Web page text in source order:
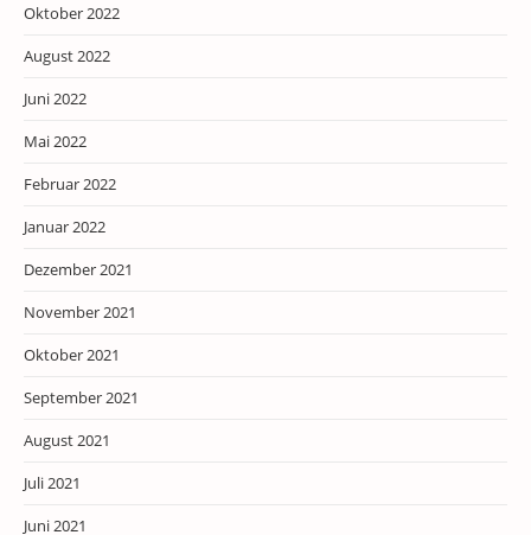
Oktober 2022
August 2022
Juni 2022
Mai 2022
Februar 2022
Januar 2022
Dezember 2021
November 2021
Oktober 2021
September 2021
August 2021
Juli 2021
Juni 2021